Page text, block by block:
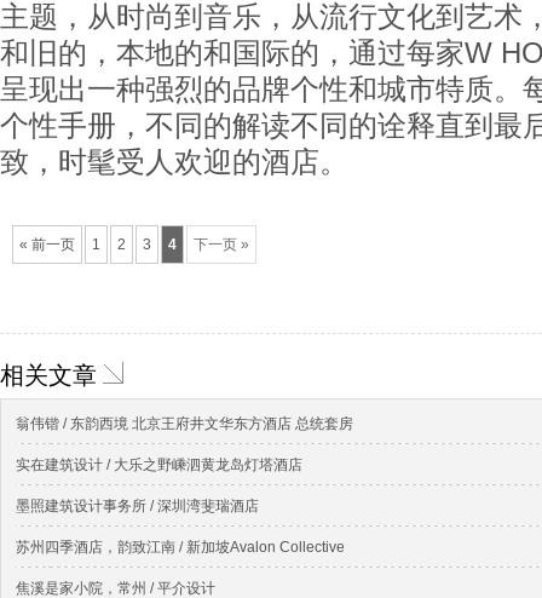
主题，从时尚到音乐，从流行文化到艺术
和旧的，本地的和国际的，通过每家W
呈现出一种强烈的品牌个性和城市特质。
个性手册，不同的解读不同的诠释直到最
致，时髦受人欢迎的酒店。
« 前一页 1 2 3 4 下一页 »
相关文章
翁伟锴 / 东韵西境 北京王府井文华东方酒店 总统套房
实在建筑设计 / 大乐之野嵊泗黄龙岛灯塔酒店
墨照建筑设计事务所 / 深圳湾斐瑞酒店
苏州四季酒店，韵致江南 / 新加坡Avalon Collective
焦溪是家小院，常州 / 平介设计